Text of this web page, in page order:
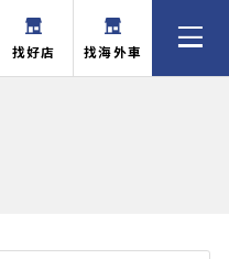
找好店 找海外車